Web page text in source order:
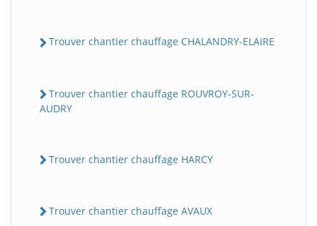
Trouver chantier chauffage CHALANDRY-ELAIRE
Trouver chantier chauffage ROUVROY-SUR-
AUDRY
Trouver chantier chauffage HARCY
Trouver chantier chauffage AVAUX